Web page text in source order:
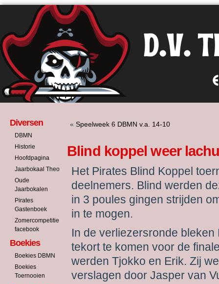
Diversen
DBMN
Historie
Hoofdpagina
Jaarbokaal Theo
Oude
Jaarbokalen
Pirates
Gastenboek
Zomercompetitie
facebook
Boekies
Boekies DBMN
Boekies
Toernooien
«Speelweek 6 DBMN v.a. 14-10
Blind koppel weer
Het Pirates Blind Koppel
deelnemers. Blind werden
in 3 poules gingen strijden
in te mogen.
In de verliezersronde
tekort te komen voor de
werden Tjokko en Erik. Zij
verslagen door Jasper van